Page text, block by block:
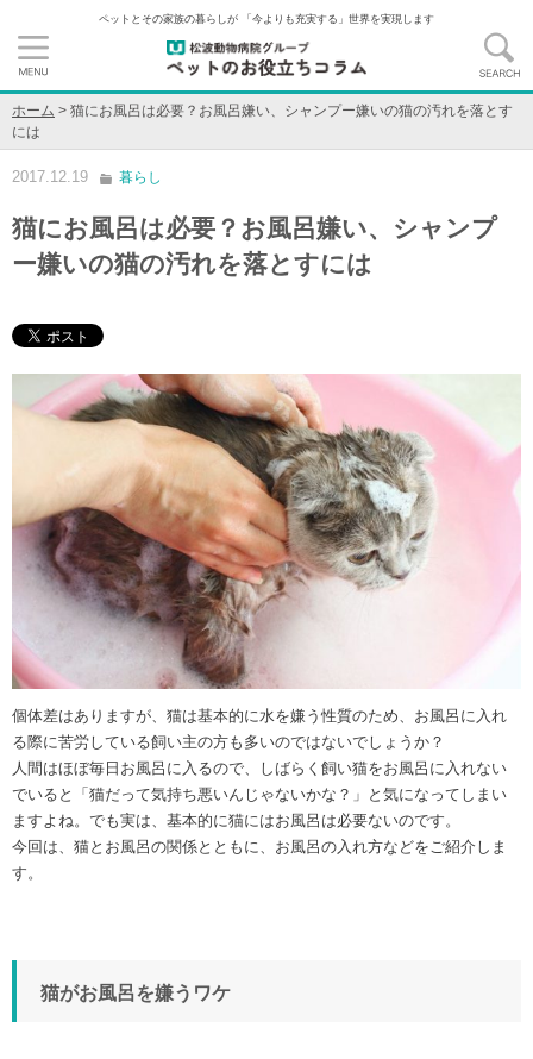
ペットとその家族の暮らしが 「今よりも充実する」世界を実現します
ホーム > 猫にお風呂は必要？お風呂嫌い、シャンプー嫌いの猫の汚れを落とす
には
2017.12.19 暮らし
猫にお風呂は必要？お風呂嫌い、シャンプ
ー嫌いの猫の汚れを落とすには
個体差はありますが、猫は基本的に水を嫌う性質のため、お風呂に入れ
る際に苦労している飼い主の方も多いのではないでしょうか？
人間はほぼ毎日お風呂に入るので、しばらく飼い猫をお風呂に入れない
でいると「猫だって気持ち悪いんじゃないかな？」と気になってしまい
ますよね。でも実は、基本的に猫にはお風呂は必要ないのです。
今回は、猫とお風呂の関係とともに、お風呂の入れ方などをご紹介しま
す。
猫がお風呂を嫌うワケ